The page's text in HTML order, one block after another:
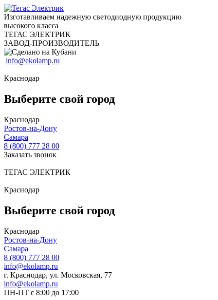
Изготавливаем надежную светодиодную продукцию
высокого класса
ТЕГАС ЭЛЕКТРИК
ЗАВОД-ПРОИЗВОДИТЕЛЬ
info@ekolamp.ru
Краснодар
Выберите свой город
Краснодар
Ростов-на-Дону
Самара
8 (800) 777 28 00
Заказать звонок
ТЕГАС ЭЛЕКТРИК
Краснодар
Выберите свой город
Краснодар
Ростов-на-Дону
Самара
8 (800) 777 28 00
info@ekolamp.ru
г. Краснодар, ул. Московская, 77
info@ekolamp.ru
ПН-ПТ с 8:00 до 17:00